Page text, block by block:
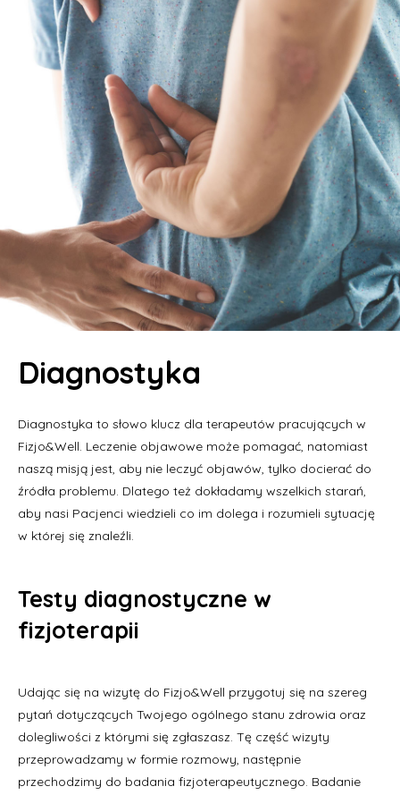
Diagnostyka
Diagnostyka to słowo klucz dla terapeutów pracujących w
Fizjo&Well. Leczenie objawowe może pomagać, natomiast
naszą misją jest, aby nie leczyć objawów, tylko docierać do
źródła problemu. Dlatego też dokładamy wszelkich starań,
aby nasi Pacjenci wiedzieli co im dolega i rozumieli sytuację
w której się znaleźli.
Testy diagnostyczne w
fizjoterapii
Udając się na wizytę do Fizjo&Well przygotuj się na szereg
pytań dotyczących Twojego ogólnego stanu zdrowia oraz
dolegliwości z którymi się zgłaszasz. Tę część wizyty
przeprowadzamy w formie rozmowy, następnie
przechodzimy do badania fizjoterapeutycznego. Badanie